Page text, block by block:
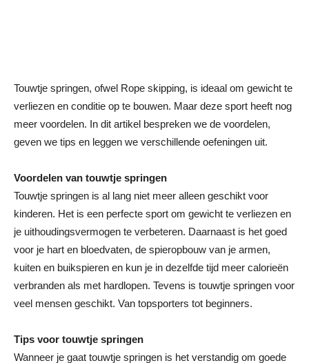
Touwtje springen, ofwel Rope skipping, is ideaal om gewicht te
verliezen en conditie op te bouwen. Maar deze sport heeft nog
meer voordelen. In dit artikel bespreken we de voordelen,
geven we tips en leggen we verschillende oefeningen uit.
Voordelen van touwtje springen
Touwtje springen is al lang niet meer alleen geschikt voor
kinderen. Het is een perfecte sport om gewicht te verliezen en
je uithoudingsvermogen te verbeteren. Daarnaast is het goed
voor je hart en bloedvaten, de spieropbouw van je armen,
kuiten en buikspieren en kun je in dezelfde tijd meer calorieën
verbranden als met hardlopen. Tevens is touwtje springen voor
veel mensen geschikt. Van topsporters tot beginners.
Tips voor touwtje springen
Wanneer je gaat touwtje springen is het verstandig om goede